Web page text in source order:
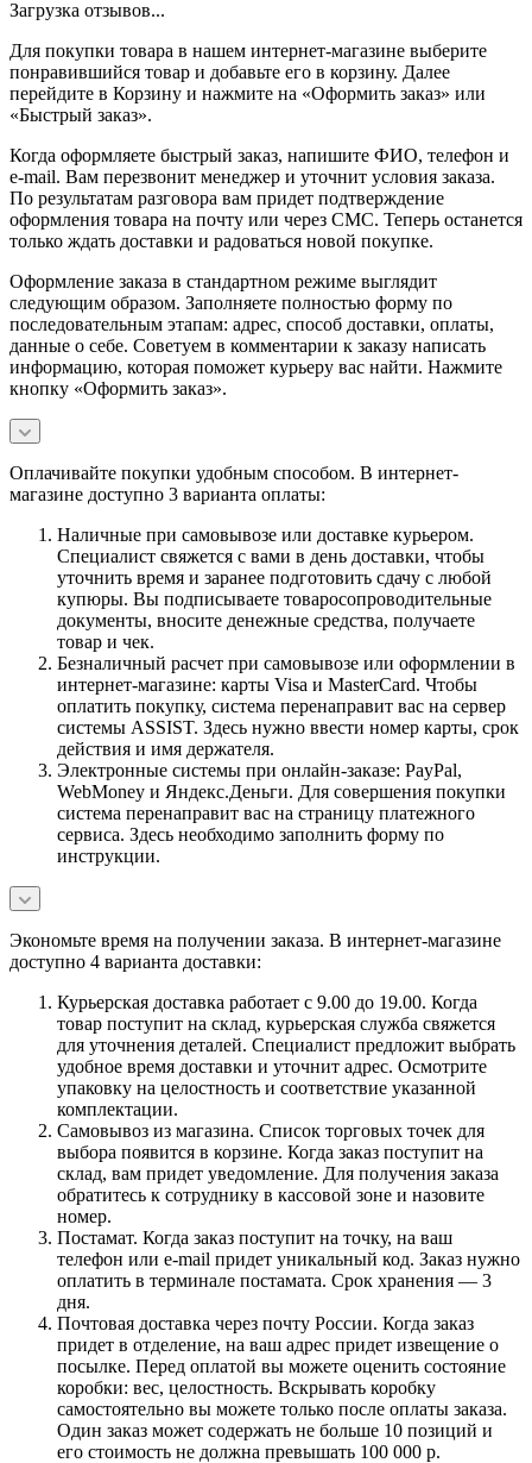
Загрузка отзывов...
Для покупки товара в нашем интернет-магазине выберите
понравившийся товар и добавьте его в корзину. Далее
перейдите в Корзину и нажмите на «Оформить заказ» или
«Быстрый заказ».
Когда оформляете быстрый заказ, напишите ФИО, телефон и
e-mail. Вам перезвонит менеджер и уточнит условия заказа.
По результатам разговора вам придет подтверждение
оформления товара на почту или через СМС. Теперь останется
только ждать доставки и радоваться новой покупке.
Оформление заказа в стандартном режиме выглядит
следующим образом. Заполняете полностью форму по
последовательным этапам: адрес, способ доставки, оплаты,
данные о себе. Советуем в комментарии к заказу написать
информацию, которая поможет курьеру вас найти. Нажмите
кнопку «Оформить заказ».
Оплачивайте покупки удобным способом. В интернет-
магазине доступно 3 варианта оплаты:
Наличные при самовывозе или доставке курьером.
Специалист свяжется с вами в день доставки, чтобы
уточнить время и заранее подготовить сдачу с любой
купюры. Вы подписываете товаросопроводительные
документы, вносите денежные средства, получаете
товар и чек.
Безналичный расчет при самовывозе или оформлении в
интернет-магазине: карты Visa и MasterCard. Чтобы
оплатить покупку, система перенаправит вас на сервер
системы ASSIST. Здесь нужно ввести номер карты, срок
действия и имя держателя.
Электронные системы при онлайн-заказе: PayPal,
WebMoney и Яндекс.Деньги. Для совершения покупки
система перенаправит вас на страницу платежного
сервиса. Здесь необходимо заполнить форму по
инструкции.
Экономьте время на получении заказа. В интернет-магазине
доступно 4 варианта доставки:
Курьерская доставка работает с 9.00 до 19.00. Когда
товар поступит на склад, курьерская служба свяжется
для уточнения деталей. Специалист предложит выбрать
удобное время доставки и уточнит адрес. Осмотрите
упаковку на целостность и соответствие указанной
комплектации.
Самовывоз из магазина. Список торговых точек для
выбора появится в корзине. Когда заказ поступит на
склад, вам придет уведомление. Для получения заказа
обратитесь к сотруднику в кассовой зоне и назовите
номер.
Постамат. Когда заказ поступит на точку, на ваш
телефон или e-mail придет уникальный код. Заказ нужно
оплатить в терминале постамата. Срок хранения — 3
дня.
Почтовая доставка через почту России. Когда заказ
придет в отделение, на ваш адрес придет извещение о
посылке. Перед оплатой вы можете оценить состояние
коробки: вес, целостность. Вскрывать коробку
самостоятельно вы можете только после оплаты заказа.
Один заказ может содержать не больше 10 позиций и
его стоимость не должна превышать 100 000 р.